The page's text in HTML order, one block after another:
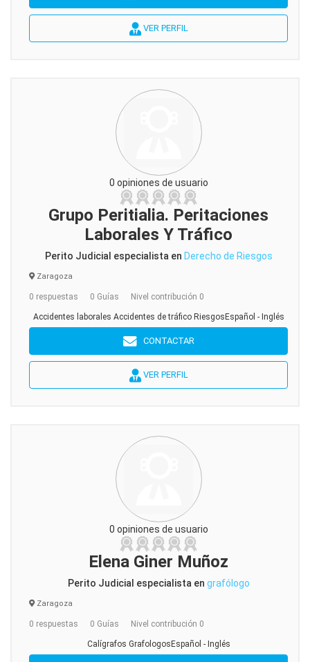
VER PERFIL
0 opiniones de usuario
Grupo Peritialia. Peritaciones
Laborales Y Tráfico
Perito Judicial especialista en Derecho de Riesgos
Zaragoza
0 respuestas 0 Guías Nivel contribución 0
Accidentes laborales Accidentes de tráfico RiesgosEspañol - Inglés
CONTACTAR
VER PERFIL
0 opiniones de usuario
Elena Giner Muñoz
Perito Judicial especialista en grafólogo
Zaragoza
0 respuestas 0 Guías Nivel contribución 0
Calígrafos GrafologosEspañol - Inglés